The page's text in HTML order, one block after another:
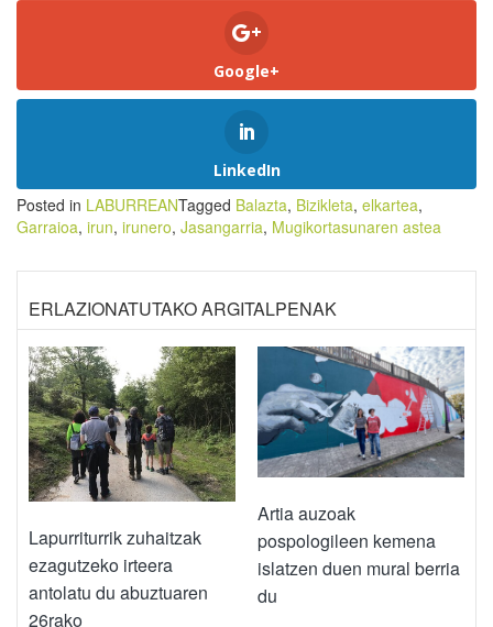
Google+
LinkedIn
Posted in LABURREANTagged Balazta, Bizikleta, elkartea,
Garraioa, irun, irunero, Jasangarria, Mugikortasunaren astea
ERLAZIONATUTAKO ARGITALPENAK
Lapurriturrik zuhaitzak
ezagutzeko irteera
antolatu du abuztuaren
26rako
Artia auzoak
pospologileen kemena
islatzen duen mural berria
du